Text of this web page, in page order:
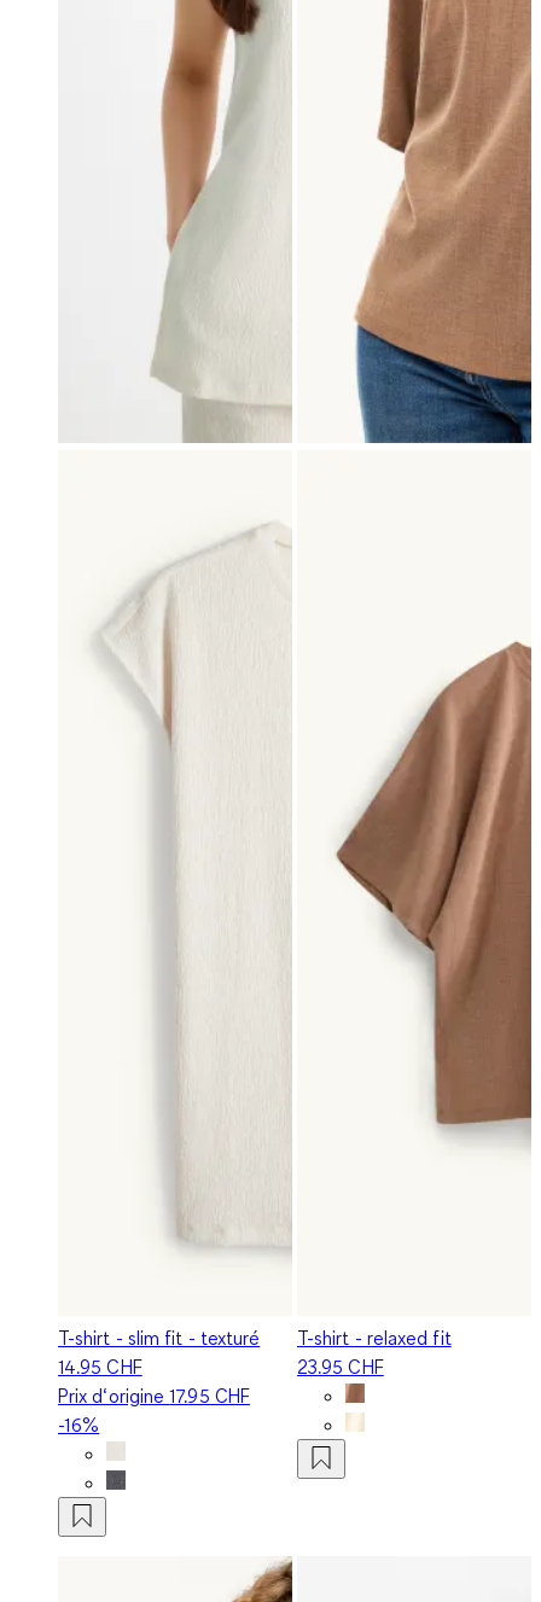
T-shirt - slim fit - texturé
14.95 CHF
Prix d‘origine17.95 CHF
-16%
T-shirt - relaxed fit
23.95 CHF